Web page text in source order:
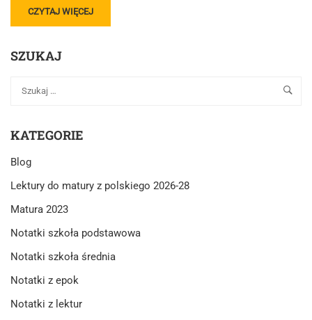
READ
MORE
TESTY,
JĘZYKA
KILKA
WSTĘPU.
CZYTAJ WIĘCEJ
SZUKAJ
KATEGORIE
Blog
Lektury do matury z polskiego 2026-28
Matura 2023
Notatki szkoła podstawowa
Notatki szkoła średnia
Notatki z epok
Notatki z lektur